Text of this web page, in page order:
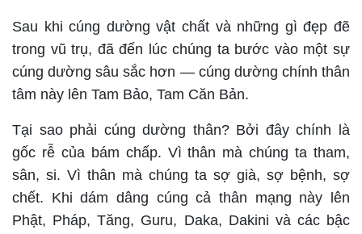
Sau khi cúng dường vật chất và những gì đẹp đẽ
trong vũ trụ, đã đến lúc chúng ta bước vào một sự
cúng dường sâu sắc hơn — cúng dường chính thân
tâm này lên Tam Bảo, Tam Căn Bản.
Tại sao phải cúng dường thân? Bởi đây chính là
gốc rễ của bám chấp. Vì thân mà chúng ta tham,
sân, si. Vì thân mà chúng ta sợ già, sợ bệnh, sợ
chết. Khi dám dâng cúng cả thân mạng này lên
Phật, Pháp, Tăng, Guru, Daka, Dakini và các bậc